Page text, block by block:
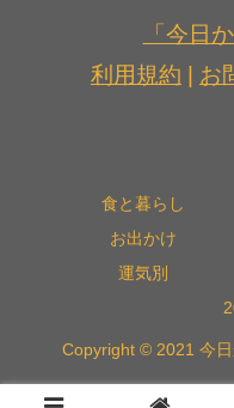
「今日
利用規約
お
食と暮らし
お出かけ
運気別
Copyright © 2021 今